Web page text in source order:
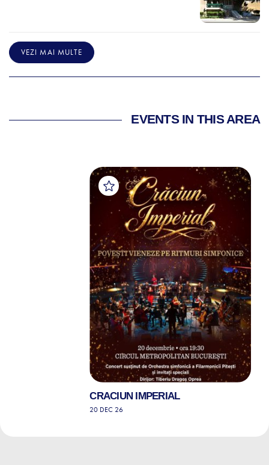
VEZI MAI MULTE
EVENTS IN THIS AREA
CRACIUN IMPERIAL
20 DEC 26